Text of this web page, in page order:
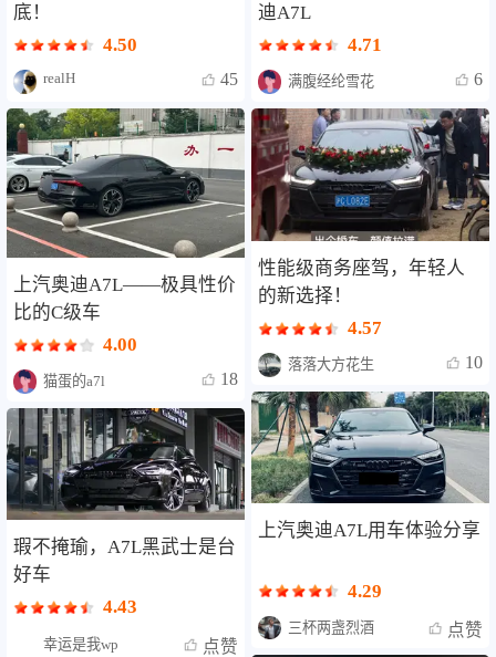
底！
4.50
realH 45
上汽奥迪A7L——极具性价
比的C级车
4.00
猫蛋的a7l 18
瑕不掩瑜，A7L黑武士是台
好车
4.43
幸运是我wp 点赞
迪A7L
4.71
满腹经纶雪花 6
性能级商务座驾，年轻人
的新选择！
4.57
落落大方花生 10
上汽奥迪A7L用车体验分享
4.29
三杯两盏烈酒 点赞